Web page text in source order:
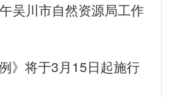
吴川市自然资源局工作
》将于3月15日起施行